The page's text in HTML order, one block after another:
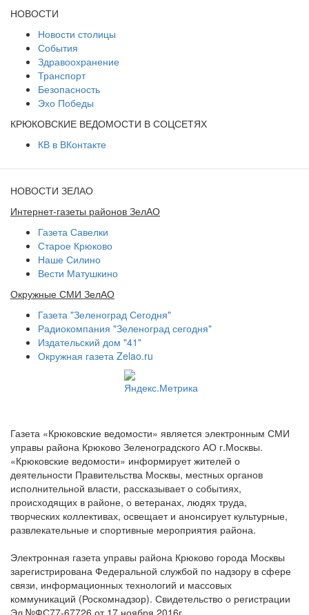
НОВОСТИ
Новости столицы
События
Здравоохранение
Транспорт
Безопасность
Эхо Победы
КРЮКОВСКИЕ ВЕДОМОСТИ В СОЦСЕТЯХ
КВ в ВКонтакте
НОВОСТИ ЗЕЛАО
Интернет-газеты районов ЗелАО
Газета Савелки
Старое Крюково
Наше Силино
Вести Матушкино
Окружные СМИ ЗелАО
Газета "Зеленоград Сегодня"
Радиокомпания "Зеленоград сегодня"
Издательский дом "41"
Окружная газета Zelao.ru
Газета «Крюковские ведомости» является электронным СМИ
управы района Крюково Зеленоградского АО г.Москвы.
«Крюковские ведомости» информирует жителей о
деятельности Правительства Москвы, местных органов
исполнительной власти, рассказывает о событиях,
происходящих в районе, о ветеранах, людях труда,
творческих коллективах, освещает и анонсирует культурные,
развлекательные и спортивные мероприятия района.
Электронная газета управы района Крюково города Москвы
зарегистрирована Федеральной службой по надзору в сфере
связи, информационных технологий и массовых
коммуникаций (Роскомнадзор). Свидетельство о регистрации
Эл №ФС77-67726 от 17 ноября 2016г.